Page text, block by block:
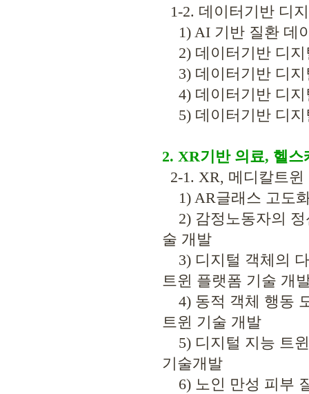
1-2. 데이터기반 디
1) AI 기반 질환 데
2) 데이터기반 디지
3) 데이터기반 디지
4) 데이터기반 디지
5) 데이터기반 디지
2. XR기반 의료, 헬
2-1. XR, 메디칼트
1) AR글래스 고도
2) 감정노동자의 정
술 개발
3) 디지털 객체의
트윈 플랫폼 기술 개
4) 동적 객체 행동
트윈 기술 개발
5) 디지털 지능 트
기술개발
6) 노인 만성 피부